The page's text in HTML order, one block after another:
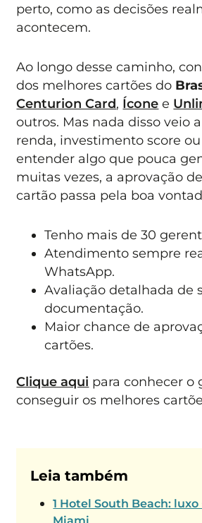
perto, como as decisões
acontecem.
Ao longo desse caminho,
dos melhores cartões do
Centurion Card, Ícone e
outros. Mas nada disso veio
renda, investimento score
entender algo que pouca
muitas vezes, a aprovação
cartão passa pela boa
Tenho mais de 30
Atendimento sempre
WhatsApp.
Avaliação detalhada de
documentação.
Maior chance de
cartões.
Clique aqui para conhecer o
conseguir os melhores
Leia também
1 Hotel South Beach: